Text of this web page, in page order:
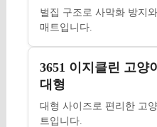
벌집 구조로 사막화 방지
매트입니다.
3651 이지클린 고양
대형
대형 사이즈로 편리한 고
트입니다.